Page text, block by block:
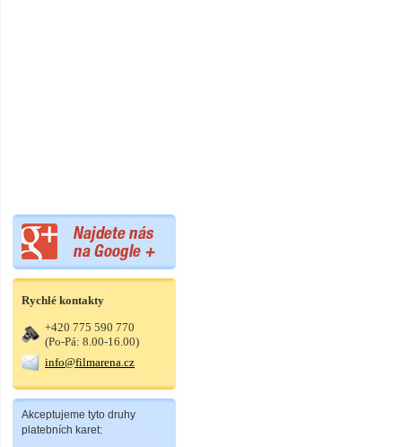
Rychlé kontakty
+420 775 590 770
(Po-Pá: 8.00-16.00)
info@filmarena.cz
Akceptujeme tyto druhy
platebních karet: